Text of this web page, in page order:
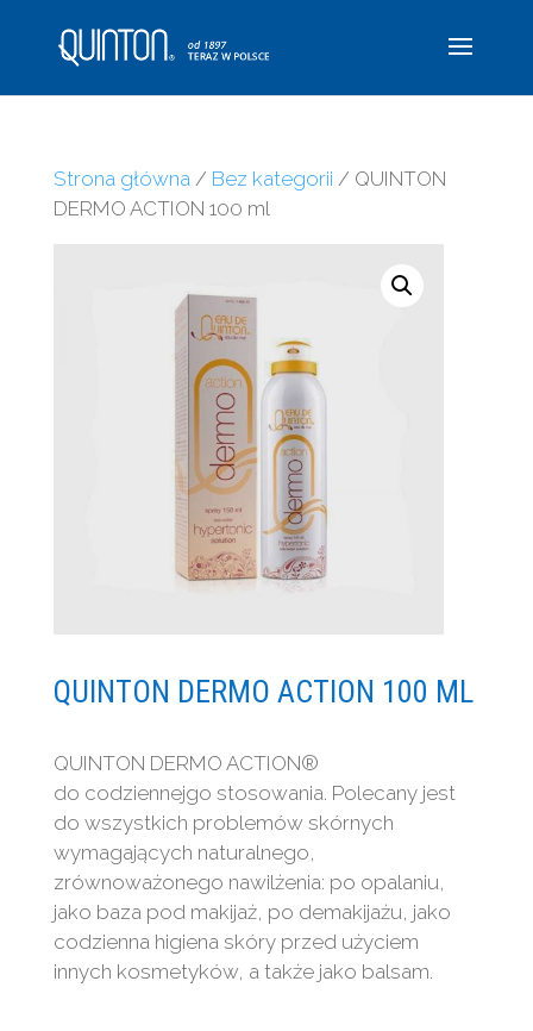
Strona główna/ Bez kategorii / QUINTON
DERMO ACTION 100 ml
QUINTON DERMO ACTION 100 ML
QUINTON DERMO ACTION®
do codziennejgo stosowania. Polecany jest
do wszystkich problemów skórnych
wymagających naturalnego,
zrównoważonego nawilżenia: po opalaniu,
jako baza pod makijaż, po demakijażu, jako
codzienna higiena skóry przed użyciem
innych kosmetyków, a także jako balsam.